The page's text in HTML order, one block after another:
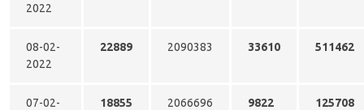
2022
08-02-
2022
22889 2090383 33610 511462
07-02-
18855 2066696 9822 125708